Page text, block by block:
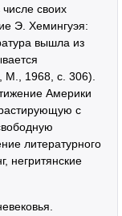
своих
Э. Хемингуэя:
вышла из
М., 1968, с. 306).
Америки
с
литературного
негритянские